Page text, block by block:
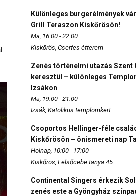
Különleges burgerélmények
Grill Teraszon Kiskőrösön!
Ma, 16:00 - 22:00
Kiskőrös, Cserfes étterem
Zenés történelmi utazás Szent
keresztül – különleges
Izsákon
Ma, 19:00 - 21:00
Izsák, Katolikus templomkert
Csoportos Hellinger-féle
Kiskőrösön – önismereti nap
Holnap, 10:00 - 17:00
Kiskőrös, Felsőcebe tanya 45.
Continental Singers érkezik
zenés este a Gyöngyház